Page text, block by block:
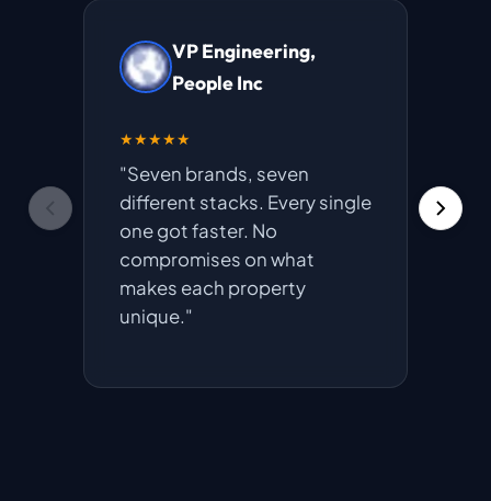
VP Engineering,
People Inc
★★★★★
"Seven brands, seven
different stacks. Every single
one got faster. No
compromises on what
makes each property
unique."
time